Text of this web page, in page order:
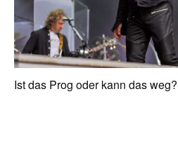
Ist das Prog oder kann das weg?